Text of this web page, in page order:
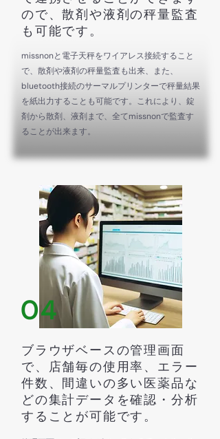
ので、散剤や液剤の秤量監査
も可能です。
missnonと電子天秤をワイアレス接続すること
で、散剤や液剤の秤量監査も出来、また、
bluetooth接続のサーマルプリンターで秤量結果
を紙出力することも可能です。これにより、錠
剤から散剤、液剤まで、全てmissnonで監査す
ることが出来ます。
04
ブラウザベースの管理画面
で、店舗毎の使用率、エラー
件数、間違いの多い医薬品な
どの集計データを確認・分析
することが可能です。